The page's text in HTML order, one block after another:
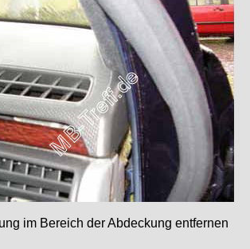
im Bereich der Abdeckung entfernen